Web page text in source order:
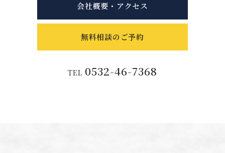
会社概要・アクセス
無料相談のご予約
TEL 0532-46-7368